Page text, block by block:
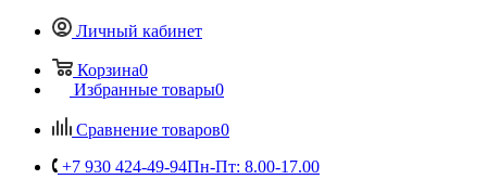
Личный кабинет
Корзина0
Избранные товары0
Сравнение товаров0
+7 930 424-49-94Пн-Пт: 8.00-17.00